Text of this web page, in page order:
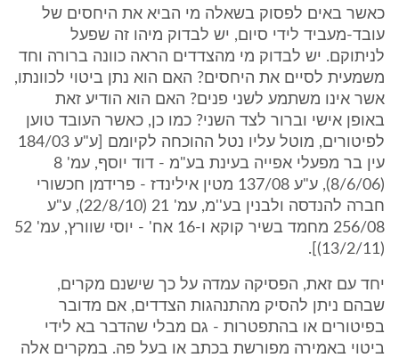
כאשר באים לפסוק בשאלה מי הביא את היחסים של
עובד-מעביד לידי סיום, יש לבדוק מיהו זה שפעל
לניתוקם. יש לבדוק מי מהצדדים הראה כוונה ברורה וחד
משמעית לסיים את היחסים? האם הוא נתן ביטוי לכוונתו,
אשר אינו משתמע לשני פנים? האם הוא הודיע זאת
באופן אישי וברור לצד השני? כמו כן, כאשר העובד טוען
לפיטורים, מוטל עליו נטל ההוכחה לקיומם [ע"ע 184/03
עין בר מפעלי אפייה בעינת בע"מ - דוד יוסף, עמ' 8
(8/6/06), ע"ע 137/08 מטין אילינדז - פרידמן חכשורי
חברה להנדסה ולבנין בע''מ, עמ' 21 (22/8/10), ע"ע
256/08 מחמד בשיר קוקא ו-16 אח' - יוסי שוורץ, עמ' 52
(13/2/11)].
יחד עם זאת, הפסיקה עמדה על כך שישנם מקרים,
שבהם ניתן להסיק מהתנהגות הצדדים, אם מדובר
בפיטורים או בהתפטרות - גם מבלי שהדבר בא לידי
ביטוי באמירה מפורשת בכתב או בעל פה. במקרים אלה